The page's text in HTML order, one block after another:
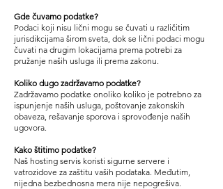
Gde čuvamo podatke?
Podaci koji nisu lični mogu se čuvati u različitim
jurisdikcijama širom sveta, dok se lični podaci mogu
čuvati na drugim lokacijama prema potrebi za
pružanje naših usluga ili prema zakonu.
Koliko dugo zadržavamo podatke?
Zadržavamo podatke onoliko koliko je potrebno za
ispunjenje naših usluga, poštovanje zakonskih
obaveza, rešavanje sporova i sprovođenje naših
ugovora.
Kako štitimo podatke?
Naš hosting servis koristi sigurne servere i
vatrozidove za zaštitu vaših podataka. Međutim,
nijedna bezbednosna mera nije nepogrešiva.